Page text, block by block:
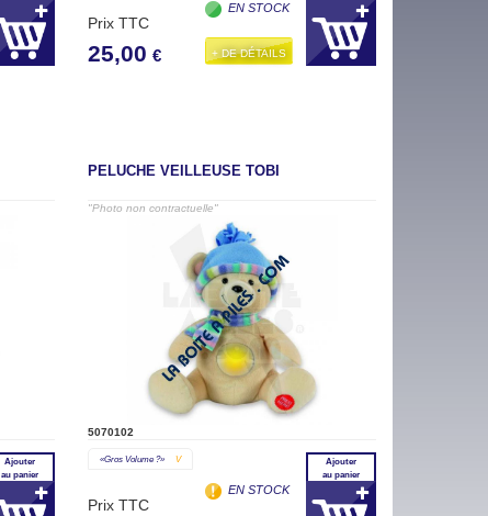
Prix TTC
25,00 €
EN STOCK
+ DE DÉTAILS
Ajouter
au panier
PELUCHE VEILLEUSE TOBI
"Photo non contractuelle"
5070102
«gros Volume ?» V
Prix TTC
EN STOCK
Ajouter
au panier